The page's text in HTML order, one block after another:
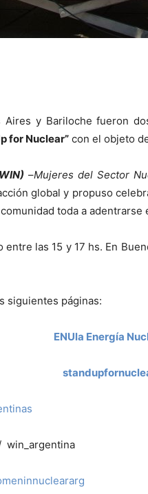
y Bariloche fueron
for Nuclear” con el objeto
–Mujeres del Sector
global y propuso
toda a
las 15 y 17 hs. En
siguientes páginas:
ENUla Energía
win_argentina